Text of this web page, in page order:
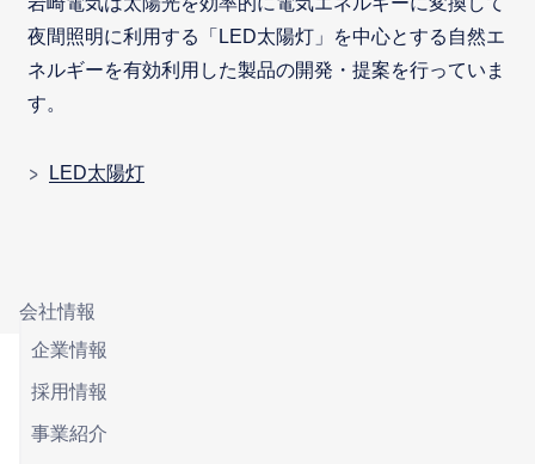
夜間照明に利用する「LED太陽灯」を中心とする自然エ
ネルギーを有効利用した製品の開発・提案を行っていま
す。
LED太陽灯
会社情報
企業情報
採用情報
事業紹介